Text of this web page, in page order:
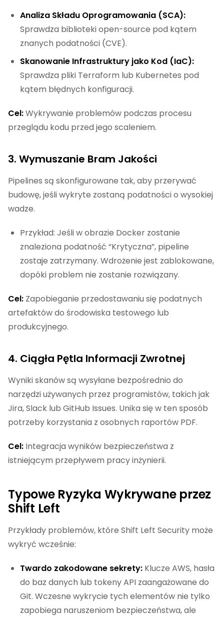
Analiza Składu Oprogramowania (SCA):
Sprawdza biblioteki open-source pod kątem
znanych podatności (CVE).
Skanowanie Infrastruktury jako Kod (IaC):
Sprawdza pliki Terraform lub Kubernetes pod
kątem błędnych konfiguracji.
Cel:Wykrywanie problemów podczas procesu
przeglądu kodu przed jego scaleniem.
3. Wymuszanie Bram Jakości
Pipelines są skonfigurowane tak, aby przerywać
budowę, jeśli wykryte zostaną podatności o wysokiej
wadze.
Przykład: Jeśli w obrazie Docker zostanie
znaleziona podatność “Krytyczna”, pipeline
zostaje zatrzymany. Wdrożenie jest zablokowane,
dopóki problem nie zostanie rozwiązany.
Cel: Zapobieganie przedostawaniu się podatnych
artefaktów do środowiska testowego lub
produkcyjnego.
4. Ciągła Pętla Informacji Zwrotnej
Wyniki skanów są wysyłane bezpośrednio do
narzędzi używanych przez programistów, takich jak
Jira, Slack lub GitHub Issues. Unika się w ten sposób
potrzeby korzystania z osobnych raportów PDF.
Cel: Integracja wyników bezpieczeństwa z
istniejącym przepływem pracy inżynierii.
Typowe Ryzyka Wykrywane przez
Shift Left
Przykłady problemów, które Shift Left Security może
wykryć wcześnie:
Twardo zakodowane sekrety: Klucze AWS, hasła
do baz danych lub tokeny API zaangażowane do
Git. Wczesne wykrycie tych elementów nie tylko
zapobiega naruszeniom bezpieczeństwa, ale